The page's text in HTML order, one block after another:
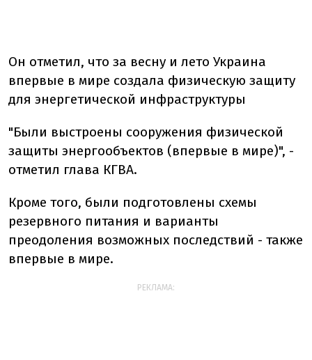
Он отметил, что за весну и лето Украина
впервые в мире создала физическую защиту
для энергетической инфраструктуры
"Были выстроены сооружения физической
защиты энергообъектов (впервые в мире)", -
отметил глава КГВА.
Кроме того, были подготовлены схемы
резервного питания и варианты
преодоления возможных последствий - также
впервые в мире.
РЕКЛАМА: